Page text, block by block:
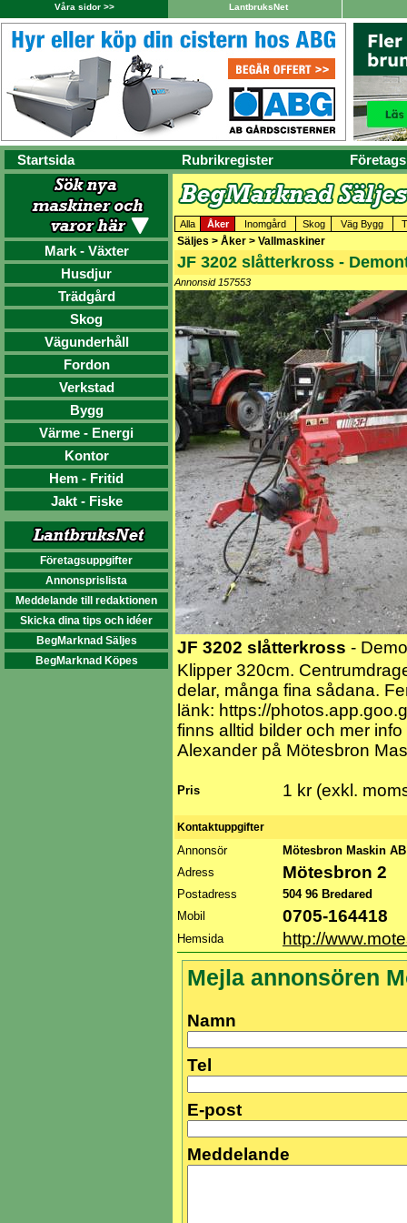
Våra sidor >> LantbruksNet
Startsida Rubrikregister
Mark - Växter
Husdjur
Trädgård
Skog
Vägunderhåll
Fordon
Verkstad
Bygg
Värme - Energi
Kontor
Hem - Fritid
Jakt - Fiske
Företagsuppgifter
Annonsprislista
Meddelande till redaktionen
Skicka dina tips och idéer
BegMarknad Säljes
BegMarknad Köpes
Alla Åker Inomgård Skog Väg Bygg
Säljes > Åker > Vallmaskiner
JF 3202 slåtterkross -
Annonsid 157553
JF 3202 slåtterkross -
Klipper 320cm.
delar, många fina sådana.
länk: https://
finns alltid bilder och mer
Alexander på Mötesbron
Pris 1 kr (exkl.
Kontaktuppgifter
Annonsör
Mötesbron Maskin
Adress
Mötesbron 2
Postadress
504 96 Bredared
Mobil
0705-164418
Hemsida http://
Mejla annonsören
Namn
Tel
E-post
Meddelande